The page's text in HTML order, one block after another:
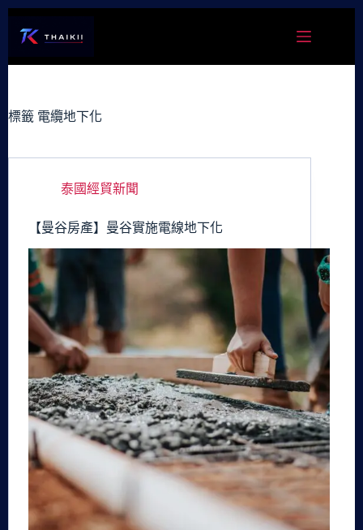
容
標籤 電纜地下化
泰國經貿新聞
【曼谷房產】曼谷實施電線地下化